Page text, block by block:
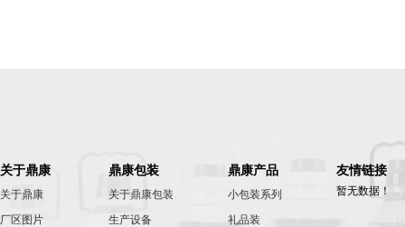
关于鼎康
关于鼎康
厂区图片
鼎康包装
关于鼎康包装
生产设备
鼎康产品
小包装系列
礼品装
友情链接
暂无数据！